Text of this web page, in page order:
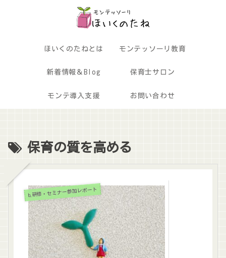
ほいくのたねとは モンテッソーリ教育
新着情報＆Blog 保育士サロン
モンテ導入支援 お問い合わせ
保育の質を高める
b.研修・セミナー参加レポート